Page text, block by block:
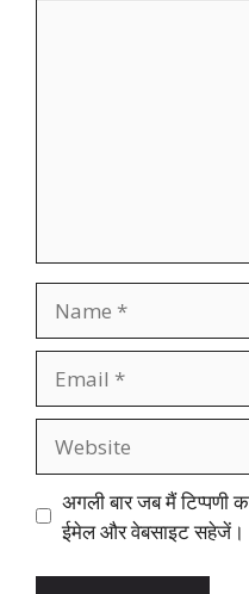
अगली बार जब मैं टिप्पणी
ईमेल और वेबसाइट सहेजें।